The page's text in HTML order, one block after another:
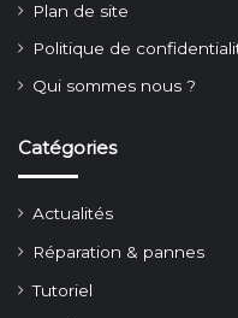
Plan de site
Politique de
Qui sommes nous ?
Catégories
Actualités
Réparation & pannes
Tutoriel